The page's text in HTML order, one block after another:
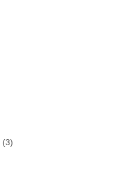
(3)